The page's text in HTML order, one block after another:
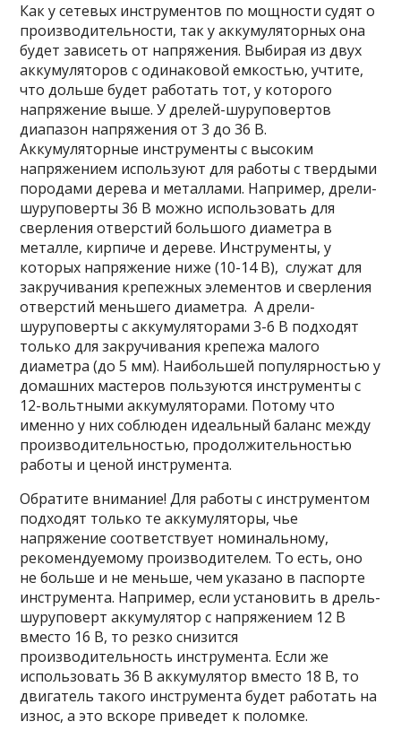
Как у сетевых инструментов по мощности судят о
производительности, так у аккумуляторных она
будет зависеть от напряжения. Выбирая из двух
аккумуляторов с одинаковой емкостью, учтите,
что дольше будет работать тот, у которого
напряжение выше. У дрелей-шуруповертов
диапазон напряжения от 3 до 36 В.
Аккумуляторные инструменты с высоким
напряжением используют для работы с твердыми
породами дерева и металлами. Например, дрели-
шуруповерты 36 В можно использовать для
сверления отверстий большого диаметра в
металле, кирпиче и дереве. Инструменты, у
которых напряжение ниже (10-14 В), служат для
закручивания крепежных элементов и сверления
отверстий меньшего диаметра. А дрели-
шуруповерты с аккумуляторами 3-6 В подходят
только для закручивания крепежа малого
диаметра (до 5 мм). Наибольшей популярностью у
домашних мастеров пользуются инструменты с
12-вольтными аккумуляторами. Потому что
именно у них соблюден идеальный баланс между
производительностью, продолжительностью
работы и ценой инструмента.
Обратите внимание! Для работы с инструментом
подходят только те аккумуляторы, чье
напряжение соответствует номинальному,
рекомендуемому производителем. То есть, оно
не больше и не меньше, чем указано в паспорте
инструмента. Например, если установить в дрель-
шуруповерт аккумулятор с напряжением 12 В
вместо 16 В, то резко снизится
производительность инструмента. Если же
использовать 36 В аккумулятор вместо 18 В, то
двигатель такого инструмента будет работать на
износ, а это вскоре приведет к поломке.